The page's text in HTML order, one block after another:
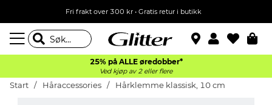
Fri frakt over 300 kr • Gratis retur i butikk
25% på ALLE øredobber*
Ved kjøp av 2 eller flere
Start Håraccessories Hårklemme klassisk, 10 cm